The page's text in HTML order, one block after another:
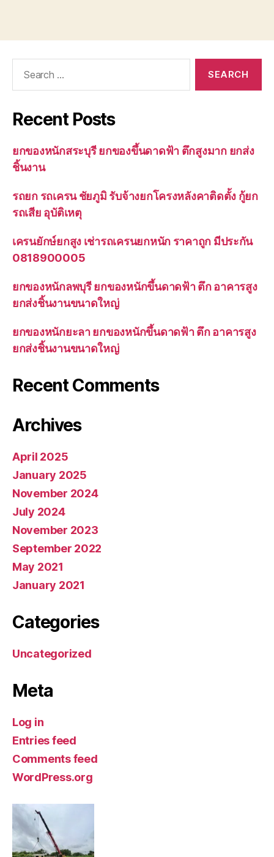
Recent Posts
ยกของหนักสระบุรี ยกของขึ้นดาดฟ้า ตึกสูงมาก ยกส่ง
ชิ้นงาน
รถยก รถเครน ชัยภูมิ รับจ้างยกโครงหลังคาติดตั้ง กู้ยก
รถเสีย อุบัติเหตุ
เครนยักษ์ยกสูง เช่ารถเครนยกหนัก ราคาถูก มีประกัน
0818900005
ยกของหนักลพบุรี ยกของหนักขึ้นดาดฟ้า ตึก อาคารสูง
ยกส่งชิ้นงานขนาดใหญ่
ยกของหนักยะลา ยกของหนักขึ้นดาดฟ้า ตึก อาคารสูง
ยกส่งชิ้นงานขนาดใหญ่
Recent Comments
Archives
April 2025
January 2025
November 2024
July 2024
November 2023
September 2022
May 2021
January 2021
Categories
Uncategorized
Meta
Log in
Entries feed
Comments feed
WordPress.org